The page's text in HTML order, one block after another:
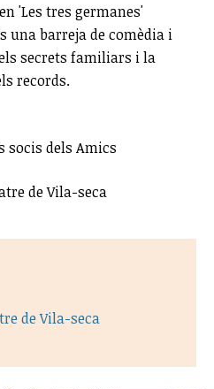
'Les tres germanes'
una barreja de comèdia i
secrets familiars i la
records.
socis dels Amics
de Vila-seca
de Vila-seca